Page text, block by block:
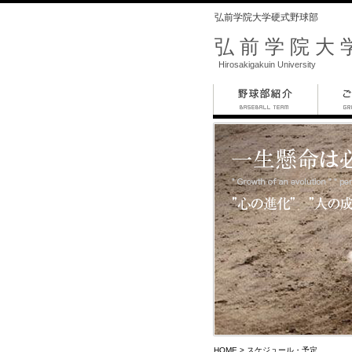
弘前学院大学硬式野球部
弘前学院大
Hirosakigakuin University
HOME > スケジュール・予定